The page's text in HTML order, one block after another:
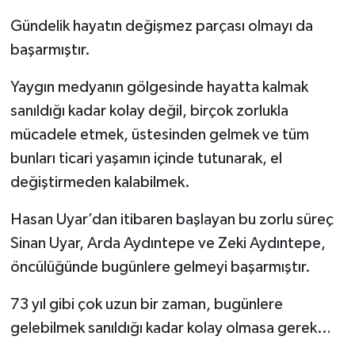
Gündelik hayatın değişmez parçası olmayı da
başarmıştır.
Yaygın medyanın gölgesinde hayatta kalmak
sanıldığı kadar kolay değil, birçok zorlukla
mücadele etmek, üstesinden gelmek ve tüm
bunları ticari yaşamın içinde tutunarak, el
değiştirmeden kalabilmek.
Hasan Uyar’dan itibaren başlayan bu zorlu süreç
Sinan Uyar, Arda Aydıntepe ve Zeki Aydıntepe,
öncülüğünde bugünlere gelmeyi başarmıştır.
73 yıl gibi çok uzun bir zaman, bugünlere
gelebilmek sanıldığı kadar kolay olmasa gerek…